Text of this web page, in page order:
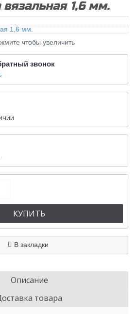
1,6 мм.
чтобы увеличить
звонок
КУПИТЬ
В закладки
Описание
товара